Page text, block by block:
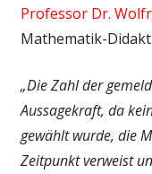
Professor Dr.
Mathematik-
„Die Zahl der
Aussagekraft, da
gewählt wurde, die
Zeitpunkt verweist